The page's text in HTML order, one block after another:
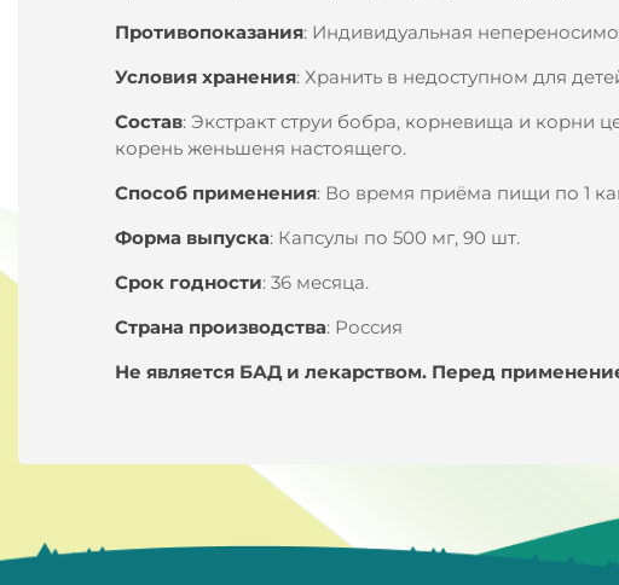
Противопоказания: Индивидуальная
Условия хранения: Хранить в недоступном для
Состав: Экстракт струи бобра, корневища и корни
корень женьшеня настоящего.
Способ применения: Во время приёма пищи по 1
Форма выпуска: Капсулы по 500 мг, 90 шт.
Срок годности: 36 месяца.
Страна производства: Россия
Не является БАД и лекарством. Перед